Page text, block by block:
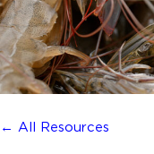
← All Resources